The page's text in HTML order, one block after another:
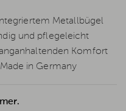
Metallbügel
und pflegeleicht
Komfort
in Germany